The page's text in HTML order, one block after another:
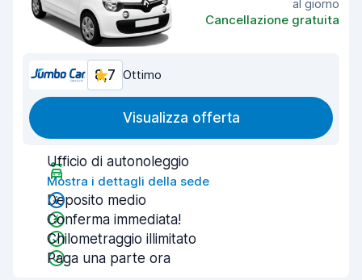
al giorno
Cancellazione gratuita
8,7 Ottimo
Visualizza offerta
Ufficio di autonoleggio
Mostra i dettagli della sede
Deposito medio
Conferma immediata!
Chilometraggio illimitato
Paga una parte ora